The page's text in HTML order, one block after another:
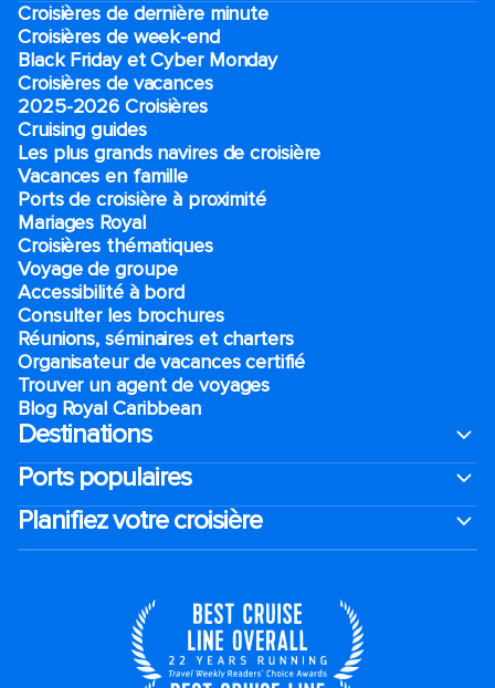
Croisières de dernière minute
Croisières de week-end
Black Friday et Cyber Monday
Croisières de vacances
2025-2026 Croisières
Cruising guides
Les plus grands navires de croisière
Vacances en famille
Ports de croisière à proximité
Mariages Royal
Croisières thématiques
Voyage de groupe​
Accessibilité à bord​
Consulter les brochures
Réunions, séminaires et charters
Organisateur de vacances certifié
Trouver un agent de voyages
Blog Royal Caribbean
Destinations
Ports populaires
Planifiez votre croisière